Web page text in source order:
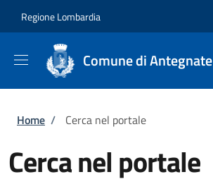
Regione Lombardia
Comune di Antegnate
Briciole di pane
Home / Cerca nel portale
Cerca nel portale